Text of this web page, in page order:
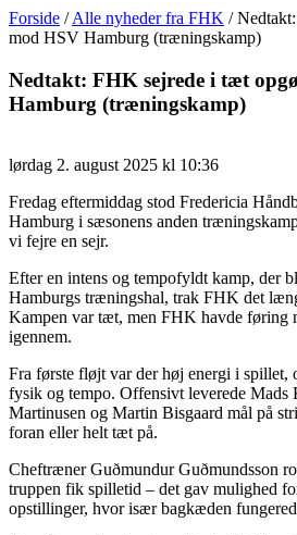
Forside /Alle nyheder fra FHK /
mod HSV Hamburg (træningskamp)
Nedtakt: FHK sejrede i tæt
Hamburg (træningskamp)
lørdag 2. august 2025 kl 10:36
Fredag eftermiddag stod Fredericia
Hamburg i sæsonens anden
vi fejre en sejr.
Efter en intens og tempofyldt kamp, der
Hamburgs træningshal, trak FHK det
Kampen var tæt, men FHK havde føring
igennem.
Fra første fløjt var der høj energi i spillet,
fysik og tempo. Offensivt leverede Mads
Martinusen og Martin Bisgaard mål på
foran eller helt tæt på.
Cheftræner Guðmundur Guðmundsson
truppen fik spilletid – det gav mulighed
opstillinger, hvor især bagkæden